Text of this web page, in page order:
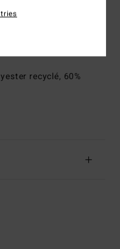
rabat
recyclé, 60%